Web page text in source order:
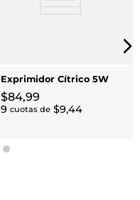
Exprimidor Cítrico 5W
$84,99
9 cuotas de $9,44